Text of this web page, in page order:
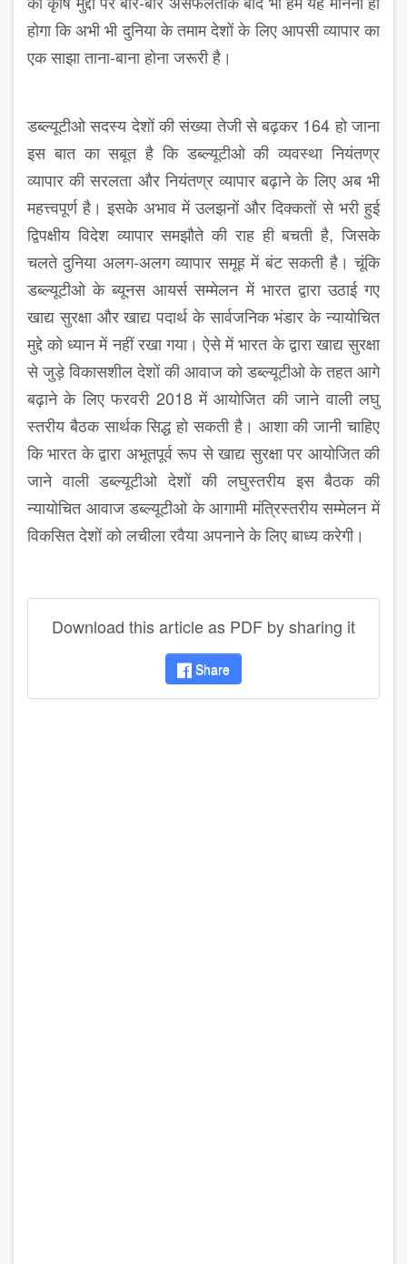
होगा कि अभी भी दुनिया के तमाम देशों के लिए आपसी व्यापार का
एक साझा ताना-बाना होना जरूरी है।
डब्ल्यूटीओ सदस्य देशों की संख्या तेजी से बढ़कर 164 हो जाना
इस बात का सबूत है कि डब्ल्यूटीओ की व्यवस्था नियंतण्र
व्यापार की सरलता और नियंतण्र व्यापार बढ़ाने के लिए अब भी
महत्त्वपूर्ण है। इसके अभाव में उलझनों और दिक्कतों से भरी हुई
द्विपक्षीय विदेश व्यापार समझौते की राह ही बचती है, जिसके
चलते दुनिया अलग-अलग व्यापार समूह में बंट सकती है। चूंकि
डब्ल्यूटीओ के ब्यूनस आयर्स सम्मेलन में भारत द्वारा उठाई गए
खाद्य सुरक्षा और खाद्य पदार्थ के सार्वजनिक भंडार के न्यायोचित
मुद्दे को ध्यान में नहीं रखा गया। ऐसे में भारत के द्वारा खाद्य सुरक्षा
से जुड़े विकासशील देशों की आवाज को डब्ल्यूटीओ के तहत आगे
बढ़ाने के लिए फरवरी 2018 में आयोजित की जाने वाली लघु
स्तरीय बैठक सार्थक सिद्ध हो सकती है। आशा की जानी चाहिए
कि भारत के द्वारा अभूतपूर्व रूप से खाद्य सुरक्षा पर आयोजित की
जाने वाली डब्ल्यूटीओ देशों की लघुस्तरीय इस बैठक की
न्यायोचित आवाज डब्ल्यूटीओ के आगामी मंत्रिस्तरीय सम्मेलन में
विकसित देशों को लचीला रवैया अपनाने के लिए बाध्य करेगी।
Download this article as PDF by sharing it
Share